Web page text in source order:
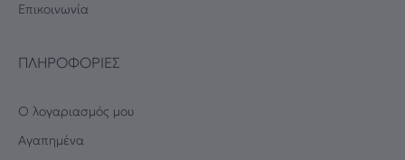
Επικοινωνία
ΠΛΗΡΟΦΟΡΊΕΣ
Ο λογαριασμός μου
Αγαπημένα